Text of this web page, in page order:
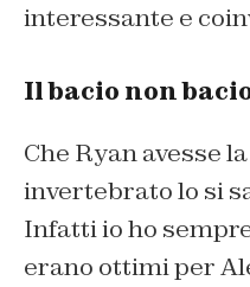
interessante e
Il bacio non
Che Ryan avesse
invertebrato lo si
Infatti io ho
erano ottimi per